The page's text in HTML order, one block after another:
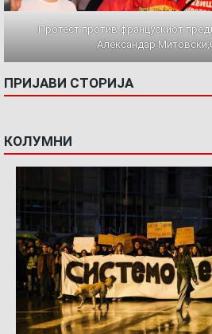
Протест против францускиот
Александар
ПРИЈАВИ СТОРИЈА
КОЛУМНИ